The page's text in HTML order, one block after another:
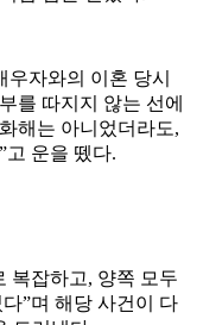
우자와의 이혼 당시
를 따지지 않는 선에
해는 아니었더라도,
고 운을 뗐다.
복잡하고, 양쪽 모두
”며 해당 사건이 다